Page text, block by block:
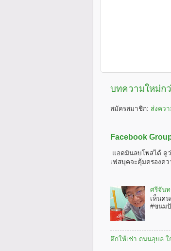
บทความใหม่ก
สมัครสมาชิก: ส่งคว
Facebook
แอดมินลบโพสได้ ดู
เฟสบุคจะคุ้มครองค
ศรีจัน
เห็นค
#ขนม
ตึกให้เช่า ถนนอุบล